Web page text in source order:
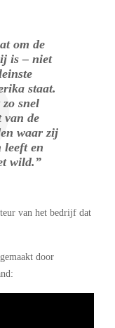
om de
is – niet
staat.
snel
van de
waar zij
leeft en
wild.”
van het bedrijf dat
door